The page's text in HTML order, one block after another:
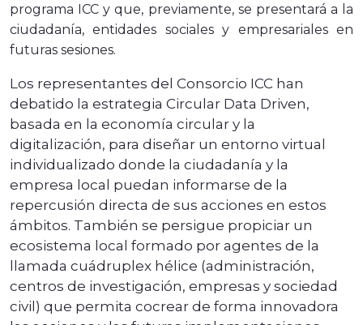
programa ICC y que, previamente, se presentará a la
ciudadanía, entidades sociales y empresariales en
futuras sesiones.
Los representantes del Consorcio ICC han
debatido la estrategia Circular Data Driven,
basada en la economía circular y la
digitalización, para diseñar un entorno virtual
individualizado donde la ciudadanía y la
empresa local puedan informarse de la
repercusión directa de sus acciones en estos
ámbitos. También se persigue propiciar un
ecosistema local formado por agentes de la
llamada cuádruplex hélice (administración,
centros de investigación, empresas y sociedad
civil) que permita cocrear de forma innovadora